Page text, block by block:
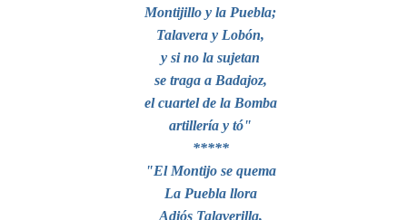
Montijillo y la Puebla;
Talavera y Lobón,
y si no la sujetan
se traga a Badajoz,
el cuartel de la Bomba
artillería y tó"
*****
"El Montijo se quema
La Puebla llora
Adiós Talaverilla,